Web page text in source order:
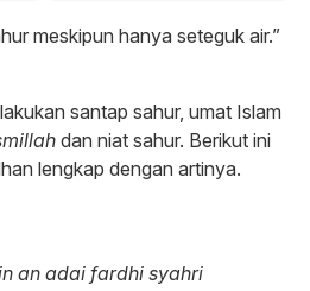
meskipun hanya seteguk air.”
santap sahur, umat Islam
dan niat sahur. Berikut ini
lengkap dengan artinya.
an adai fardhi syahri